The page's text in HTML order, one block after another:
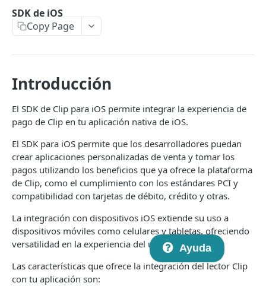
Ayuda
Introducción a Checkout Redireccionado
Consulta el estado de un link de pago
Aceptar USD
API de Checkout V1 (deprecada)
Crear un nuevo link de pago
POST
Consulta el estado de un link de pago
Introducción a Checkout Clip v1
API DE CHECKOUT TRANSPARENTE
Introducción al Checkout Transparente
Generar un card token
POST
Obtener detalles de una transacción individual
SDK de iOS
Copy Page
Introducción
El SDK de Clip para iOS permite integrar la experiencia de
pago de Clip en tu aplicación nativa de iOS.
El SDK para iOS permite que los desarrolladores puedan
crear aplicaciones personalizadas de venta y tomar los
pagos utilizando los beneficios que ya ofrece la plataforma
de Clip, como el cumplimiento con los estándares PCI y
compatibilidad con tarjetas de débito, crédito y otras.
La integración con dispositivos iOS extiende su uso a
dispositivos móviles como celulares y tabletas, ofreciendo
versatilidad en la experiencia del usuario.
Las características que ofrece la integración del lector Clip
con tu aplicación son: